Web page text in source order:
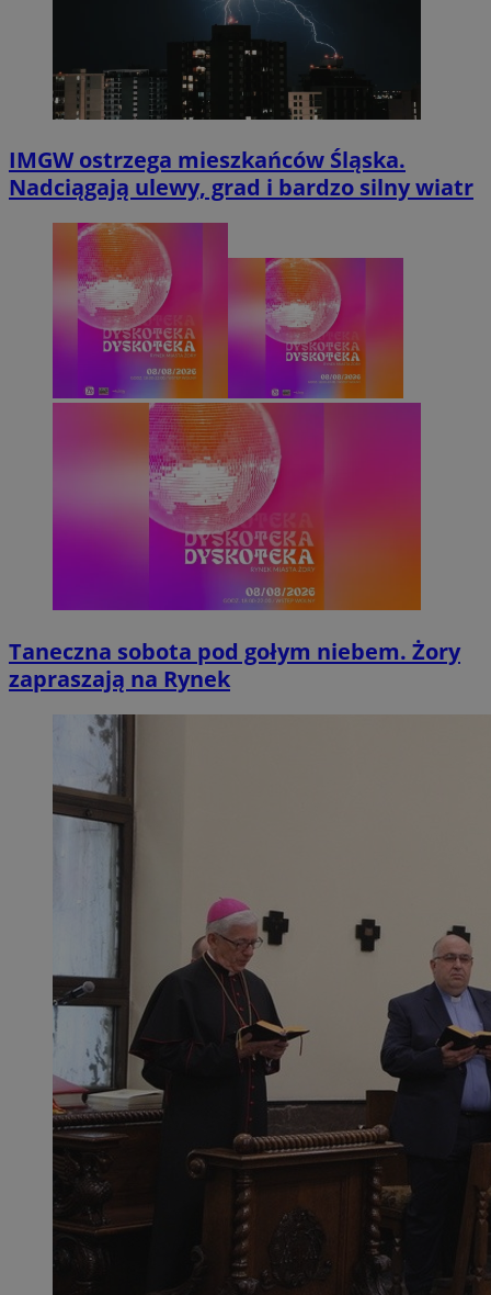
IMGW ostrzega mieszkańców Śląska.
Nadciągają ulewy, grad i bardzo silny wiatr
Taneczna sobota pod gołym niebem. Żory
zapraszają na Rynek